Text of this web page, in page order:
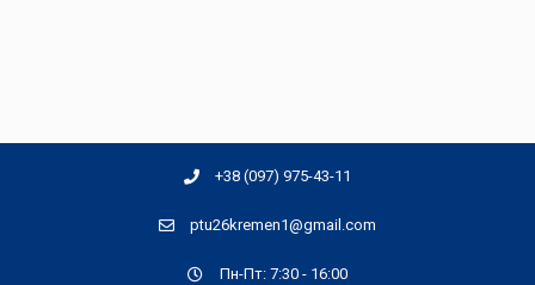
+38 (097) 975-43-11
ptu26kremen1@gmail.com
Пн-Пт: 7:30 - 16:00